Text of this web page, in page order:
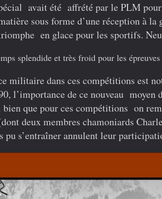
avait été affrété par le PLM
sous forme d’une réception à
en glace pour les sportifs.
splendide et très froid pour les
militaire dans ces compétitions est
l’importance de ce nouveau
bien que pour ces compétitions on
deux membres chamoniards
pu s’entraîner annulent leur